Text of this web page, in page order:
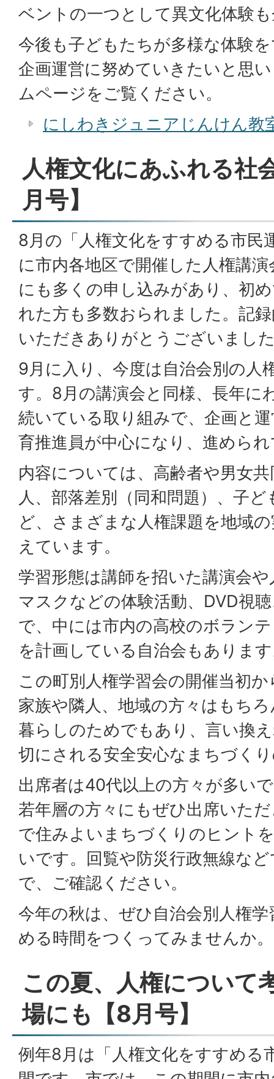
ベントの一つとして異文化体験
今後も子どもたちが多様な体験
企画運営に努めていきたいと思
ムページをご覧ください。
にしわきジュニアじんけん教
人権文化にあふれる社
月号】
8月の「人権文化をすすめる市民
に市内各地区で開催した人権講
にも多くの申し込みがあり、初
れた方も多数おられました。記
いただきありがとうございまし
9月に入り、今度は自治会別の人
す。8月の講演会と同様、長年に
続いている取り組みで、企画と
育推進員が中心になり、進めら
内容については、高齢者や男女
人、部落差別（同和問題）、子
ど、さまざまな人権課題を地域
えています。
学習形態は講師を招いた講演会
マスクなどの体験活動、DVD視
で、中には市内の高校のボラン
を計画している自治会もありま
この町別人権学習会の開催当初
家族や隣人、地域の方々はもち
暮らしのためでもあり、言い換
切にされる安全安心なまちづく
出席者は40代以上の方々が多い
若年層の方々にもぜひ出席いた
で住みよいまちづくりのヒント
いです。回覧や防災行政無線な
で、ご確認ください。
今年の秋は、ぜひ自治会別人権
める時間をつくってみませんか。
この夏、人権について
場にも【8月号】
例年8月は「人権文化をすすめる